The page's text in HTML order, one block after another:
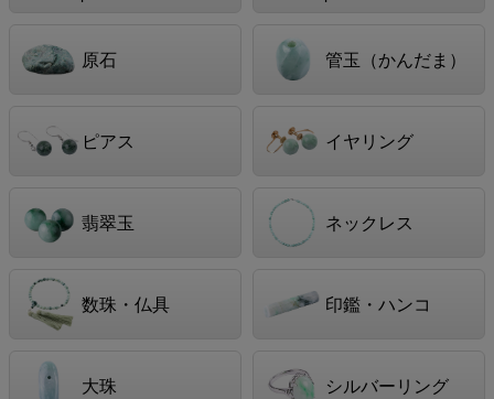
原石 管玉（かんだま）
ピアス イヤリング
翡翠玉 ネックレス
数珠・仏具 印鑑・ハンコ
大珠 シルバーリング